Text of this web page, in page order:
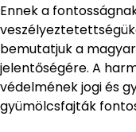
Ennek a
bemutatjuk a
jelentőségére. A
védelmének jogi és
gyümölcsfajták